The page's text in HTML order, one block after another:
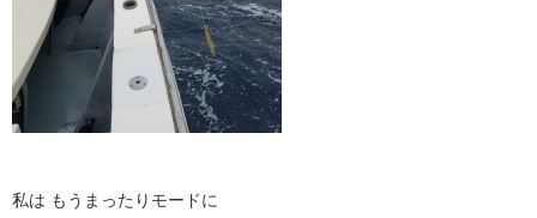
私は もうまったりモードに